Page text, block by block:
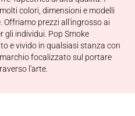
colori, dimensioni e modelli
Offriamo prezzi all'ingrosso ai
gli individui. Pop Smoke
e vivido in qualsiasi stanza con
focalizzato sul portare
l'arte.